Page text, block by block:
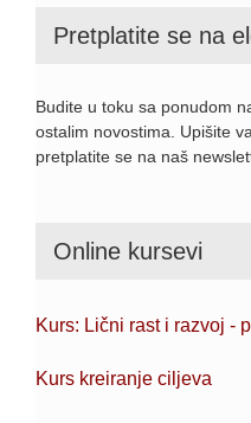
Pretplatite se na
Budite u toku sa ponudom
ostalim novostima. Upišite
pretplatite se na naš
Online kursevi
Kurs: Lični rast i razvoj -
Kurs kreiranje ciljeva